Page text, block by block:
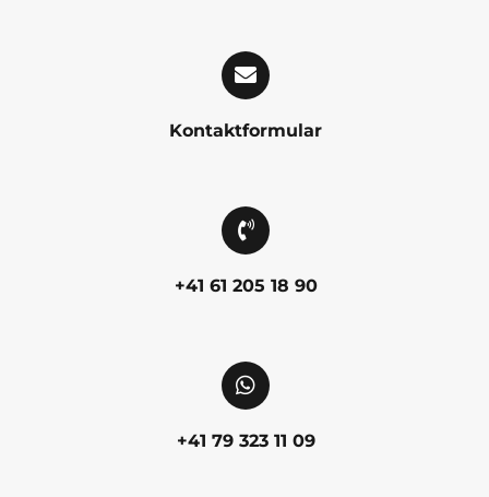
Kontaktformular
+41 61 205 18 90
+41 79 323 11 09